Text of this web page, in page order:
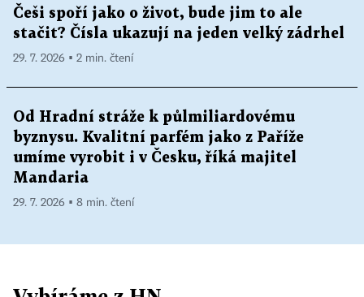
Češi spoří jako o život, bude jim to ale
stačit? Čísla ukazují na jeden velký zádrhel
29. 7. 2026 ▪ 2 min. čtení
Od Hradní stráže k půlmiliardovému
byznysu. Kvalitní parfém jako z Paříže
umíme vyrobit i v Česku, říká majitel
Mandaria
29. 7. 2026 ▪ 8 min. čtení